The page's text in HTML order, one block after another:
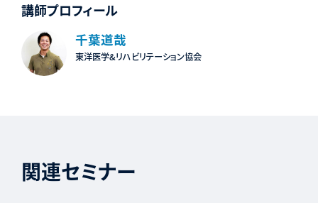
講師プロフィール
千葉道哉
東洋医学&リハビリテーション協会
関連セミナー